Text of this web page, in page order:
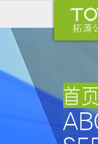
广州活动策划